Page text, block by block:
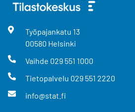
Työpajankatu 13
00580 Helsinki
Vaihde 029 551 1000
Tietopalvelu 029 551 2220
info@stat.fi